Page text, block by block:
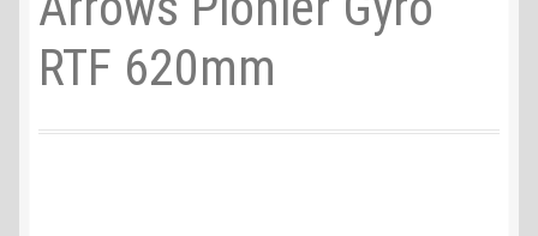
Recycling, Entsorgung und Umwelt
Shop
RTF 620mm